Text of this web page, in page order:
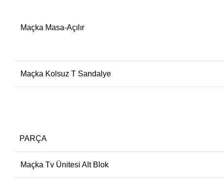
Maçka Masa-Açılır
Maçka Kolsuz T Sandalye
PARÇA
Maçka Tv Ünitesi Alt Blok